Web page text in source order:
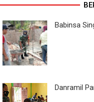
Babinsa
Danramil